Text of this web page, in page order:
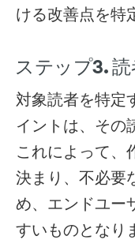
ける改善点を特
ステップ3.
対象読者を特定
イントは、その
これによって、
決まり、不必要
め、エンドユー
すいものとなり